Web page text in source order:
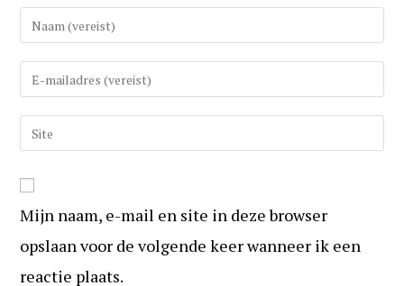
Vul
uw
(gebruikers)naam
om
Vul
uw
e-
mail
om
te
reageren
Vul
uw
URL
in
(optioneel)
Mijn naam, e-mail en site in deze browser
opslaan voor de volgende keer wanneer ik een
reactie plaats.